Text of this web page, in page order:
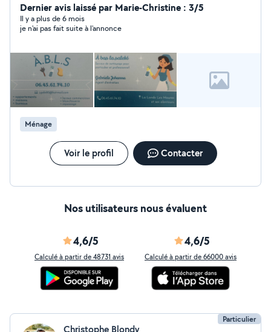
repassage) Je fais aussi l'arrivée et le départ des
locataires.
Dernier avis laissé par Marie-Christine : 3/5
Il y a plus de 6 mois
je n'ai pas fait suite à l'annonce
Ménage
Voir le profil Contacter
Nos utilisateurs nous évaluent
4,6/5
Calculé à partir de 48731 avis
4,6/5
Calculé à partir de 66000 avis
Particulier
Christophe Blondy